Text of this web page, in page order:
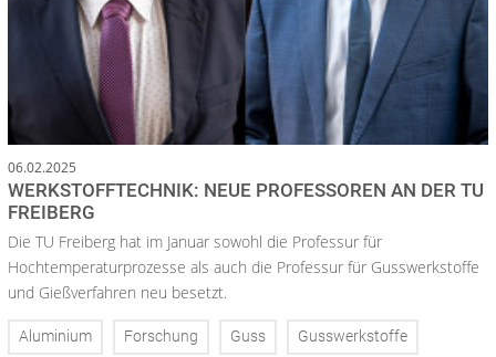
06.02.2025
WERKSTOFFTECHNIK: NEUE PROFESSOREN AN DER TU
FREIBERG
Die TU Freiberg hat im Januar sowohl die Professur für
Hochtemperaturprozesse als auch die Professur für Gusswerkstoffe
und Gießverfahren neu besetzt.
Aluminium Forschung Guss Gusswerkstoffe